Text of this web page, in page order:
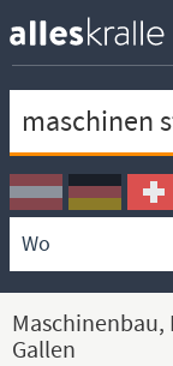
Ortssuche
Umkreissuche
Arbeitsform
Gallen